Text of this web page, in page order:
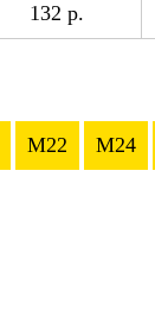
132 р.
M22 M24